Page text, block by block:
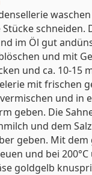
schneiden.
im Öl gut
und mit
und ca. 10-15
mit frischen
und in
geben. Die
und dem
geben. Mit dem
und bei
goldgelb